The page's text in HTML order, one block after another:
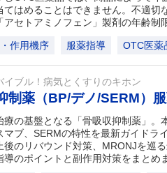
てはめることはできません。不適
アセトアミノフェン」製剤の年齢制
作用機序 服薬指導 OTC医薬
イブル！病気とくすりのキホン
制薬（BP/デノ/SERM）
療の基盤となる「骨吸収抑制薬」。
マブ、SERMの特性を最新ガイドラ
後のリバウンド対策、MRONJを巡
導のポイントと副作用対策をまとめ